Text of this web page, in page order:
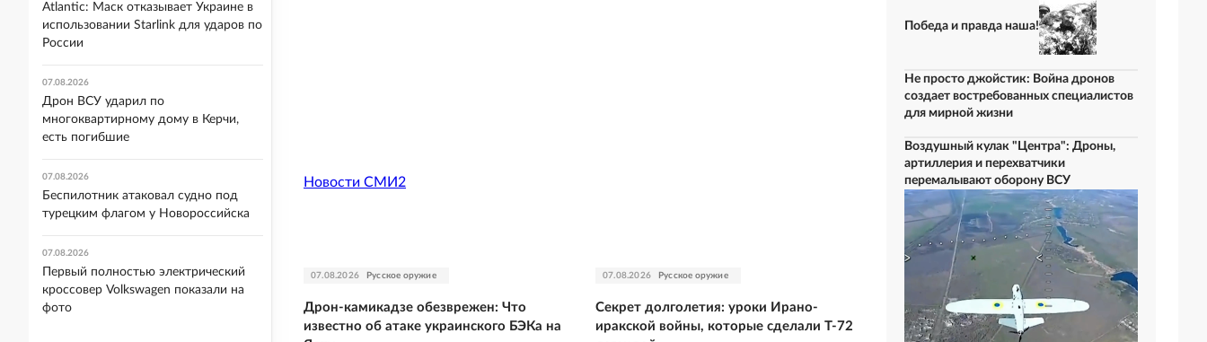
Новости СМИ2
07.08.2026 Русское оружие
Дрон-камикадзе обезврежен: Что
известно об атаке украинского БЭКа на
07.08.2026 Русское оружие
Секрет долголетия: уроки Ирано-
иракской войны, которые сделали Т-72
Победа и правда наша!
Не просто джойстик: Война дронов
создает востребованных специалистов
для мирной жизни
Воздушный кулак "Центра": Дроны,
артиллерия и перехватчики
перемалывают оборону ВСУ
Atlantic: Маск отказывает Украине в
использовании Starlink для ударов по
России
07.08.2026
Дрон ВСУ ударил по
многоквартирному дому в Керчи,
есть погибшие
07.08.2026
Беспилотник атаковал судно под
турецким флагом у Новороссийска
07.08.2026
Первый полностью электрический
кроссовер Volkswagen показали на
фото